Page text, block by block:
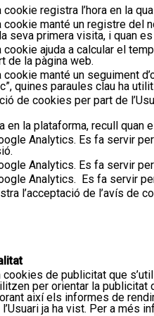
cookie registra l’hora en la
cookie manté un registre del
seva primera visita, i quan
cookie ajuda a calcular el
de la pàgina web.
cookie manté un seguiment
”, quines paraules clau ha
de cookies per part de l’
en la plataforma, recull quan
Analytics. Es fa servir
Analytics. Es fa servir
Analytics. Es fa servir
l’acceptació de l’avís de
cookies de publicitat que
en per orientar la publicitat
nt aixíels informes de
Usuari ja ha vist. Per a més